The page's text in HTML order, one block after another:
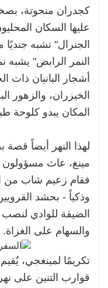
كجدران منحوتة،
عليها السكان
الجنرال" تشبه
النمر الرابض"
أشجار البانيان ذات
الخيزران، والزهور
المكان يبدو كلوحة
لهذا النهر أيضاً
مينغ، عاث
فقام زعيم شاب من
وذكياً - بحشد
الضيقة للوادي لنصب
والسهام على
تكريمًا لمينغجي،
قوارب التنين على